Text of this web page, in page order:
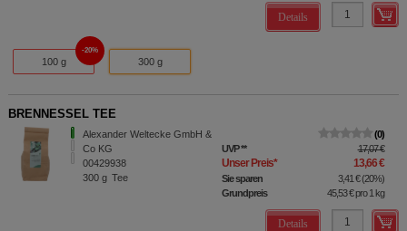
Details
100 g
20%
300 g
BRENNESSEL TEE
Alexander Weltecke GmbH &
Co KG
00429938
300 g Tee
0
UVP** 17,07 €
Unser Preis* 13,66 €
Sie sparen 3,41 €(20%)
Grundpreis
45,53 €pro 1 kg
Details